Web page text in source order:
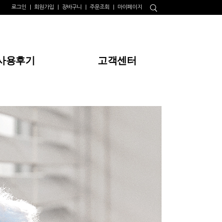
로그인 회원가입 장바구니 주문조회 마이페이지
용후기 고객센터